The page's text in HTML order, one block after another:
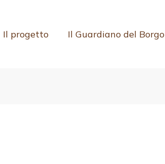
Il progetto Il Guardiano del Borgo